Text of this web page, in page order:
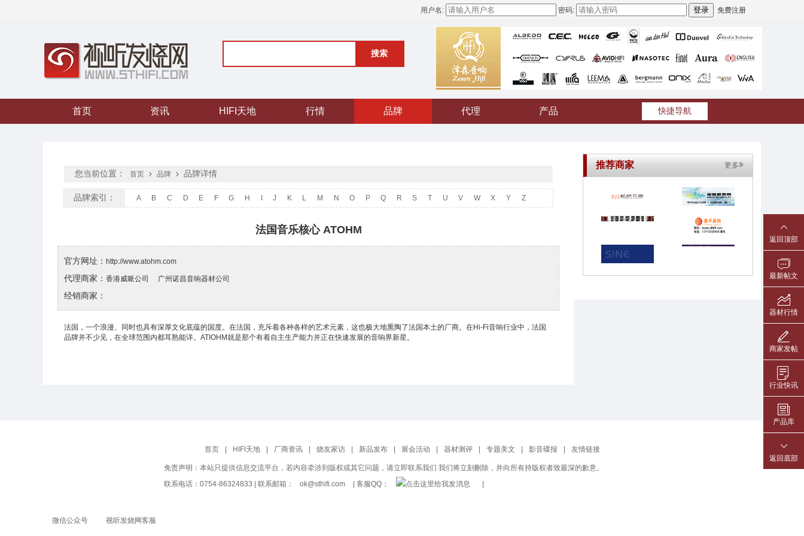
用户名: 密码: 免费注册
搜索
首页 资讯 HIFI天地 行情 品牌 代理 产品 快捷导航
返回顶部
最新帖文
器材行情
商家发帖
行业快讯
产品库
返回底部
您当前位置： 首页 品牌 品牌详情
品牌索引： A B C D E F G H J K L M N O P Q R S T U V W X Y Z
法国音乐核心 ATOHM
官方网址： http://www.atohm.com
代理商家： 香港威哌公司 广州诺昌音响器材公司
经销商家：
法国，一个浪漫、同时也具有深厚文化底蕴的国度。在法国，充斥着各种各样的艺术元素，这也极大地熏陶了法国本土的厂商。在Hi-Fi音响行业中，法国
品牌并不少见，在全球范围内都耳熟能详。ATIOHM就是那个有着自主生产能力并正在快速发展的音响界新星。
推荐商家 更多
首页 | HIFI天地 | 厂商资讯 | 烧友家访 | 新品发布 | 展会活动 | 器材测评 | 专题美文 | 影音碟报 | 友情链接
微信公众号 视听发烧网客服
免责声明：本站只提供信息交流平台，若内容牵涉到版权或其它问题，请立即联系我们 我们将立刻刪除，并向所有持版权者致最深的歉意。
联系电话：0754-86324833 | 联系邮箱：
ok@sthifi.com | 客服QQ： |